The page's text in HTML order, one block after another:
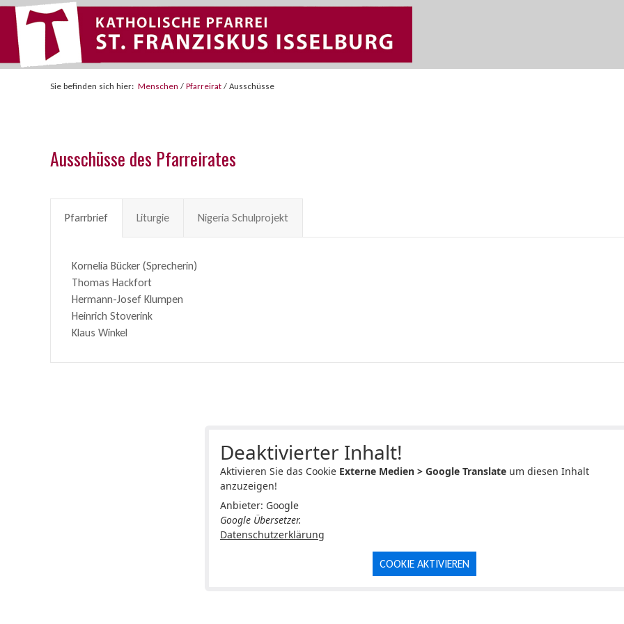
Sie befinden sich hier: Menschen / Pfarreirat / Ausschüsse
Ausschüsse des Pfarreirates
Pfarrbrief Liturgie Nigeria Schulprojekt
Kornelia Bücker (Sprecherin)
Thomas Hackfort
Hermann-Josef Klumpen
Heinrich Stoverink
Klaus Winkel
Deaktivierter Inhalt!
Aktivieren Sie das Cookie Externe Medien > Google Translate um diesen Inhalt
anzuzeigen!
Anbieter: Google
Google Übersetzer.
Datenschutzerklärung
COOKIE AKTIVIEREN